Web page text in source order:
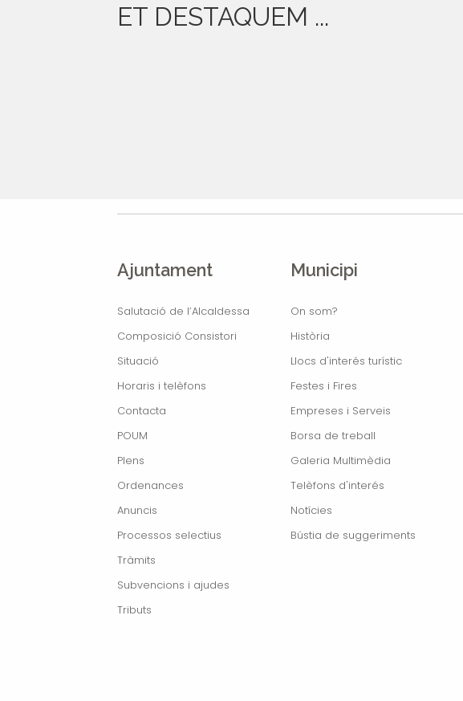
ET DESTAQUEM ...
Ajuntament
Salutació de l’Alcaldessa
Composició Consistori
Situació
Horaris i telèfons
Contacta
POUM
Plens
Ordenances
Anuncis
Processos selectius
Tràmits
Subvencions i ajudes
Tributs
Municipi
On som?
Història
Llocs d'interés turístic
Festes i Fires
Empreses i Serveis
Borsa de treball
Galeria Multimèdia
Telèfons d'interés
Notícies
Bústia de suggeriments